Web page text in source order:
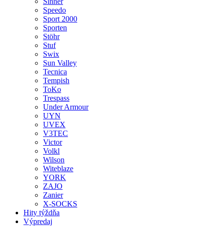
Speedo
Sport 2000
Sporten
Stöhr
Stuf
Swix
Sun Valley
Tecnica
Tempish
ToKo
Trespass
Under Armour
UYN
UVEX
V3TEC
Victor
Volkl
Wilson
Witeblaze
YORK
ZAJO
Zanier
X-SOCKS
Hity týždňa
Výpredaj